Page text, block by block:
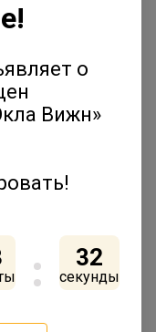
2023
о
Вижн»
32
секунды